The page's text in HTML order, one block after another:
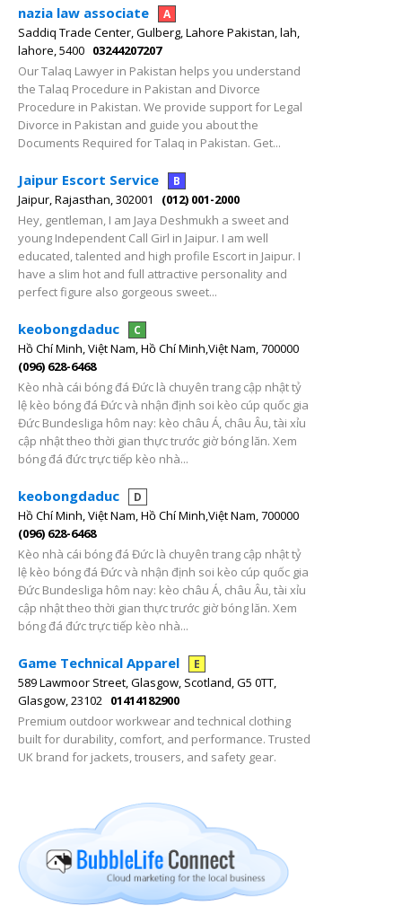
nazia law associate A
Saddiq Trade Center, Gulberg, Lahore Pakistan, lah,
lahore, 5400 03244207207
Our Talaq Lawyer in Pakistan helps you understand
the Talaq Procedure in Pakistan and Divorce
Procedure in Pakistan. We provide support for Legal
Divorce in Pakistan and guide you about the
Documents Required for Talaq in Pakistan. Get...
Jaipur Escort Service B
Jaipur, Rajasthan, 302001
(012) 001-2000
Hey, gentleman, I am Jaya Deshmukh a sweet and
young Independent Call Girl in Jaipur. I am well
educated, talented and high profile Escort in Jaipur. I
have a slim hot and full attractive personality and
perfect figure also gorgeous sweet...
keobongdaduc C
Hồ Chí Minh, Việt Nam, Hồ Chí Minh,Việt Nam, 700000
(096) 628-6468
Kèo nhà cái bóng đá Đức là chuyên trang cập nhật tỷ
lệ kèo bóng đá Đức và nhận định soi kèo cúp quốc gia
Đức Bundesliga hôm nay: kèo châu Á, châu Âu, tài xỉu
cập nhật theo thời gian thực trước giờ bóng lăn. Xem
bóng đá đức trực tiếp kèo nhà...
keobongdaduc D
Hồ Chí Minh, Việt Nam, Hồ Chí Minh,Việt Nam, 700000
(096) 628-6468
Kèo nhà cái bóng đá Đức là chuyên trang cập nhật tỷ
lệ kèo bóng đá Đức và nhận định soi kèo cúp quốc gia
Đức Bundesliga hôm nay: kèo châu Á, châu Âu, tài xỉu
cập nhật theo thời gian thực trước giờ bóng lăn. Xem
bóng đá đức trực tiếp kèo nhà...
Game Technical Apparel E
589 Lawmoor Street, Glasgow, Scotland, G5 0TT,
Glasgow, 23102 01414182900
Premium outdoor workwear and technical clothing
built for durability, comfort, and performance. Trusted
UK brand for jackets, trousers, and safety gear.